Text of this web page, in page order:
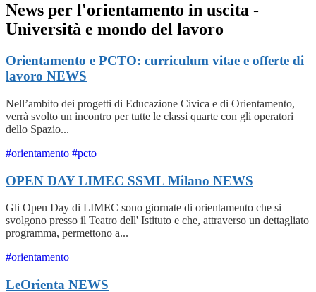
News per l'orientamento in uscita -
Università e mondo del lavoro
Orientamento e PCTO: curriculum vitae e offerte di
lavoro NEWS
Nell’ambito dei progetti di Educazione Civica e di Orientamento,
verrà svolto un incontro per tutte le classi quarte con gli operatori
dello Spazio...
#orientamento #pcto
OPEN DAY LIMEC SSML Milano NEWS
Gli Open Day di LIMEC sono giornate di orientamento che si
svolgono presso il Teatro dell' Istituto e che, attraverso un dettagliato
programma, permettono a...
#orientamento
LeOrienta NEWS